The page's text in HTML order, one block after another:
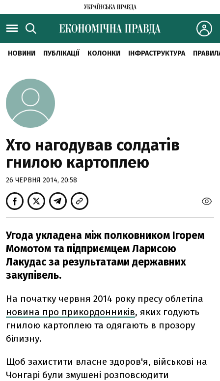
НОВИНИ ПУБЛІКАЦІЇ КОЛОНКИ ІНФРАСТРУКТУРА
Хто нагодував солдатів
гнилою картоплею
26 ЧЕРВНЯ 2014, 20:58
Угода укладена між полковником Ігорем
Момотом та підприємцем Ларисою
Лакудас за результатами державних
закупівель.
На початку червня 2014 року пресу облетіла
новина про прикордонників, яких годують
гнилою картоплею та одягають в прозору
білизну.
Щоб захистити власне здоров'я, військові на
Чонгарі були змушені розповсюдити